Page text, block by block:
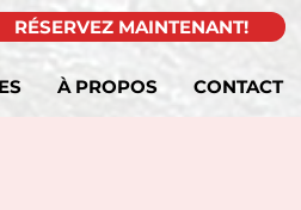
À PROPOS CONTACT
RÉSERVEZ MAINTENANT!